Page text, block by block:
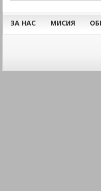
ЗА НАС МИСИЯ